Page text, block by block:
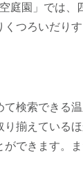
庭園」では、
つろいだりす
検索できる
揃えている
できます。